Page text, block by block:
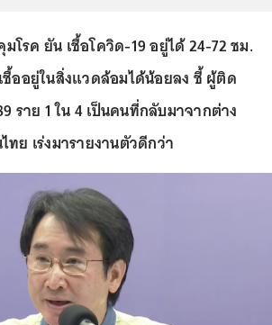
โรค ยัน เชื้อโควิด-19 อยู่ได้ 24-72 ชม.
ออยู่ในสิ่งแวดล้อมได้น้อยลง ชี้ ผู้ติด
ราย 1 ใน 4 เป็นคนที่กลับมาจากต่าง
ทย เร่งมารายงานตัวดีกว่า